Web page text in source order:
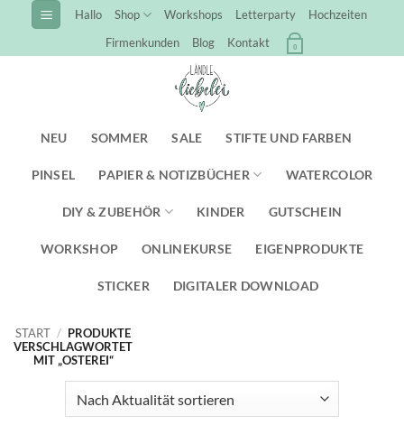
Inhalt
springen
Hallo Shop Workshops Letterparty
Hochzeiten
Firmenkunden
Blog Kontakt 0
NEU SOMMER SALE STIFTE UND FARBEN
PINSEL PAPIER & NOTIZBÜCHER WATERCOLOR
DIY & ZUBEHÖR KINDER GUTSCHEIN
WORKSHOP ONLINEKURSE EIGENPRODUKTE
STICKER DIGITALER DOWNLOAD
START / PRODUKTE
VERSCHLAGWORTET
MIT „OSTEREI“